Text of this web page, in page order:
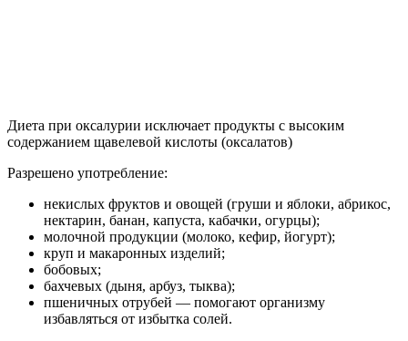
Диета при оксалурии исключает продукты с высоким
содержанием щавелевой кислоты (оксалатов)
Разрешено употребление:
некислых фруктов и овощей (груши и яблоки, абрикос,
нектарин, банан, капуста, кабачки, огурцы);
молочной продукции (молоко, кефир, йогурт);
круп и макаронных изделий;
бобовых;
бахчевых (дыня, арбуз, тыква);
пшеничных отрубей — помогают организму
избавляться от избытка солей.